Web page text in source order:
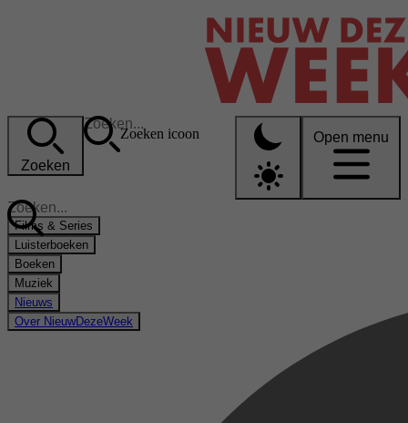
Zoeken
Zoeken icoon Open menu
Films & Series
Luisterboeken
Boeken
Muziek
Nieuws
Over NieuwDezeWeek